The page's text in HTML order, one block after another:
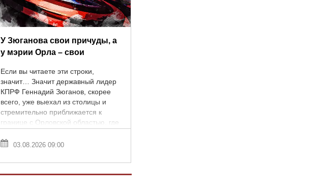
У Зюганова свои причуды, а
у мэрии Орла – свои
Если вы читаете эти строки,
значит… Значит державный лидер
КПРФ Геннадий Зюганов, скорее
всего, уже выехал из столицы и
стремительно приближается к
границе с Орловской областью, где
03.08.2026 09:00